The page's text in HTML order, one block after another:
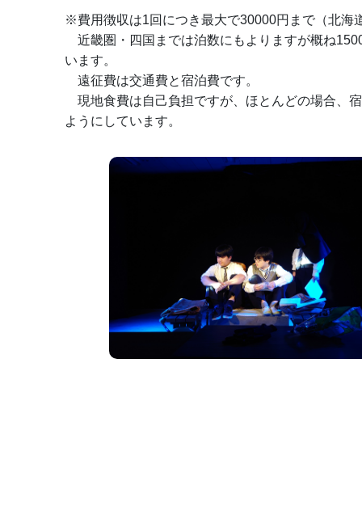
※費用徴収は1回につき最大で30000円まで（北海
近畿圏・四国までは泊数にもよりますが概ね
います。
遠征費は交通費と宿泊費です。
現地食費は自己負担ですが、ほとんどの場合、
ようにしています。